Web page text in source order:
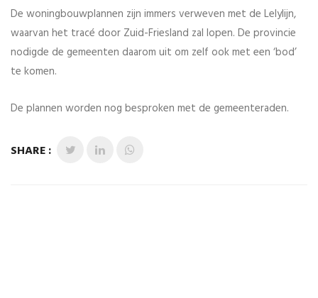
De woningbouwplannen zijn immers verweven met de Lelylijn,
waarvan het tracé door Zuid-Friesland zal lopen. De provincie
nodigde de gemeenten daarom uit om zelf ook met een ‘bod’
te komen.
De plannen worden nog besproken met de gemeenteraden.
SHARE :